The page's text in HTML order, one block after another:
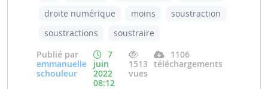
droite numérique
moins
soustraction
soustractions
soustraire
Publié par
emmanuelle
schouleur
7
juin
2022
08:12
1513
vues
1106
téléchargements